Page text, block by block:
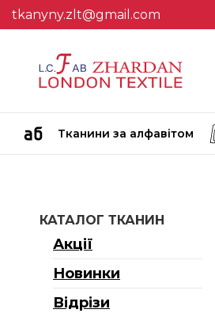
tkanyny.zlt@gmail.com
Тканини за алфавітом
КАТАЛОГ ТКАНИН
Акції
Новинки
Відрізи